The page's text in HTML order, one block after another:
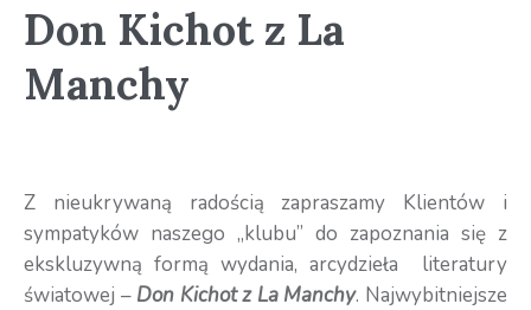
Don Kichot z La
Manchy
Z nieukrywaną radością zapraszamy Klientów i
sympatyków naszego „klubu” do zapoznania się z
ekskluzywną formą wydania, arcydzieła literatury
światowej – Don Kichot z La Manchy. Najwybitniejsze